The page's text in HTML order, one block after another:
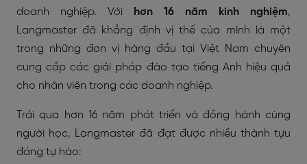
doanh nghiệp. Với
hơn 16 năm kinh nghiệm,
Langmaster đã khẳng định vị thế của mình là một
trong những đơn vị hàng đầu tại Việt Nam chuyên
cung cấp các giải pháp đào tạo tiếng Anh hiệu quả
cho nhân viên trong các doanh nghiệp.
Trải qua hơn 16 năm phát triển và đồng hành cùng
người học, Langmaster đã đạt được nhiều thành tựu
đáng tự hào: